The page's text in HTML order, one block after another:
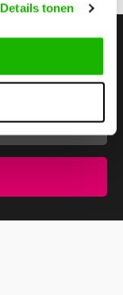
Details tonen